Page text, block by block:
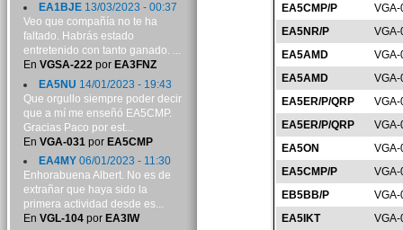
EA5CMP/P
EA5NR/P
EA5AMD
EA5AMD
EA5ER/P/QRP
EA5ER/P/QRP
EA5ON
EA5CMP/P
EB5BB/P
EA5IKT
EA1BJE13/03/2023 - 00:37
Veo que compañía no te ha
faltado. Habrás estado
entretenido con tanto ganado. ...
En VGSA-222por EA3FNZ
EA5NU 14/01/2023 - 19:43
Que orgullo siempre poder decir
que a mí me enseñó EA5CMP.
Gracias Paco por est...
En VGA-031 por EA5CMP
EA4MY06/01/2023 - 11:30
Enhorabuena Albert. No es de
extrañar que haya sido la
primera actividad desde es...
En VGL-104por EA3IW